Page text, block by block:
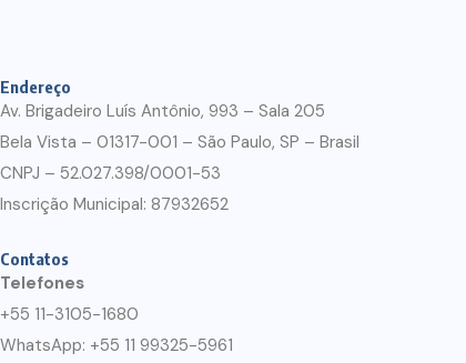
Endereço
Av. Brigadeiro Luís Antônio, 993 – Sala 205
Bela Vista – 01317-001 – São Paulo, SP – Brasil
CNPJ – 52.027.398/0001-53
Inscrição Municipal: 87932652
Contatos
Telefones
+55 11-3105-1680
WhatsApp: +55 11 99325-5961